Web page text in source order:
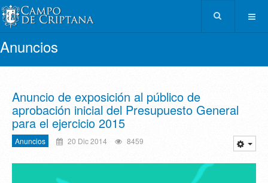
Anuncios
Anuncio de exposición al público de
aprobación inicial del Presupuesto General
para el ejercicio 2015
Anuncios 20 Dic 2014 8459